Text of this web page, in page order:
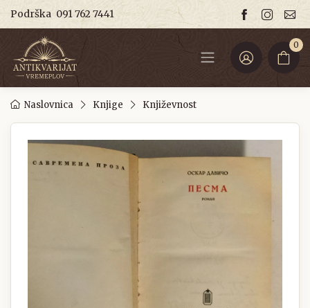
Podrška 091 762 7441
0
Naslovnica Knjige Književnost